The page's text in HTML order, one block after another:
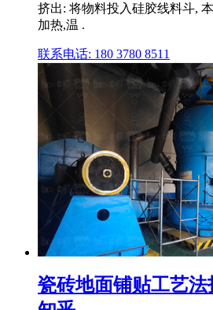
挤出: 将物料投入硅胶线料斗,
加热,温 .
联系电话: 180 3780 8511
瓷砖地面铺贴工艺法